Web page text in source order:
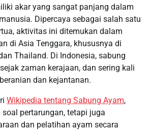
akar yang sangat panjang dalam
Dipercaya sebagai salah satu
aktivitas ini ditemukan dalam
di Asia Tenggara, khususnya di
Thailand. Di Indonesia, sabung
zaman kerajaan, dan sering kali
dan kejantanan.
Wikipedia tentang Sabung Ayam,
pertarungan, tetapi juga
dan pelatihan ayam secara